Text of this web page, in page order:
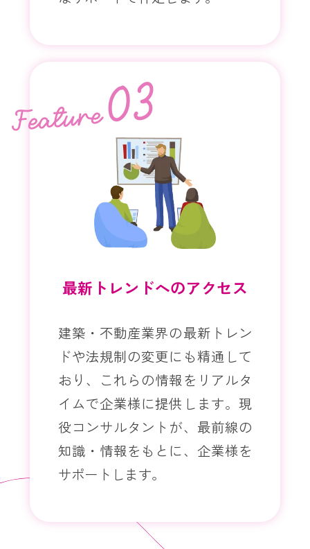
Feature03
最新トレンドへのアクセス
建築・不動産業界の最新トレン
ドや法規制の変更にも精通して
おり、これらの情報をリアルタ
イムで企業様に提供します。現
役コンサルタントが、最前線の
知識・情報をもとに、企業様を
サポートします。